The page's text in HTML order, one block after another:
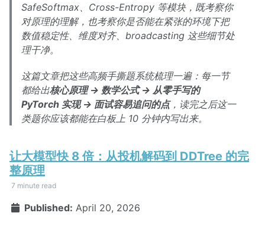
SafeSoftmax、Cross-Entropy 等模块，既考察你
对原理的理解，也考察你是否能在紧张的环境下把
数值稳定性、维度对齐、broadcasting 这些细节处
理干净。
这篇文章把这些高频手撕题系统梳理一遍：每一节
都给出核心原理 → 数学公式 → 从零手写的
PyTorch 实现 → 面试容易追问的点，读完之后这一
类题你应该都能在白板上 10 分钟内写出来。
让大模型快 8 倍：从投机解码到 DDTree 的完
整原理
7 minute read
Published: April 20, 2026